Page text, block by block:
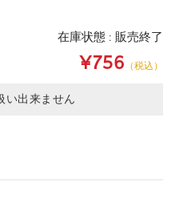
在庫状態 : 販売終了
¥756 （税込）
い出来ません